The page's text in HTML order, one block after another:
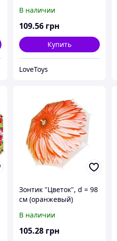
В наличии
109.56 грн
Купить
LoveToys
Зонтик "Цветок", d = 98
см (оранжевый)
В наличии
105.28 грн